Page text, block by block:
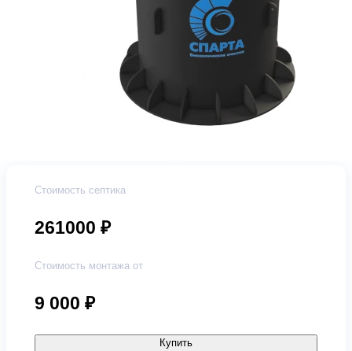
Стоимость септика
261000 ₽
Стоимость монтажа от
9 000 ₽
Купить